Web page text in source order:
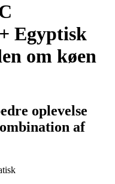
Egyptisk
om køen
oplevelse
af